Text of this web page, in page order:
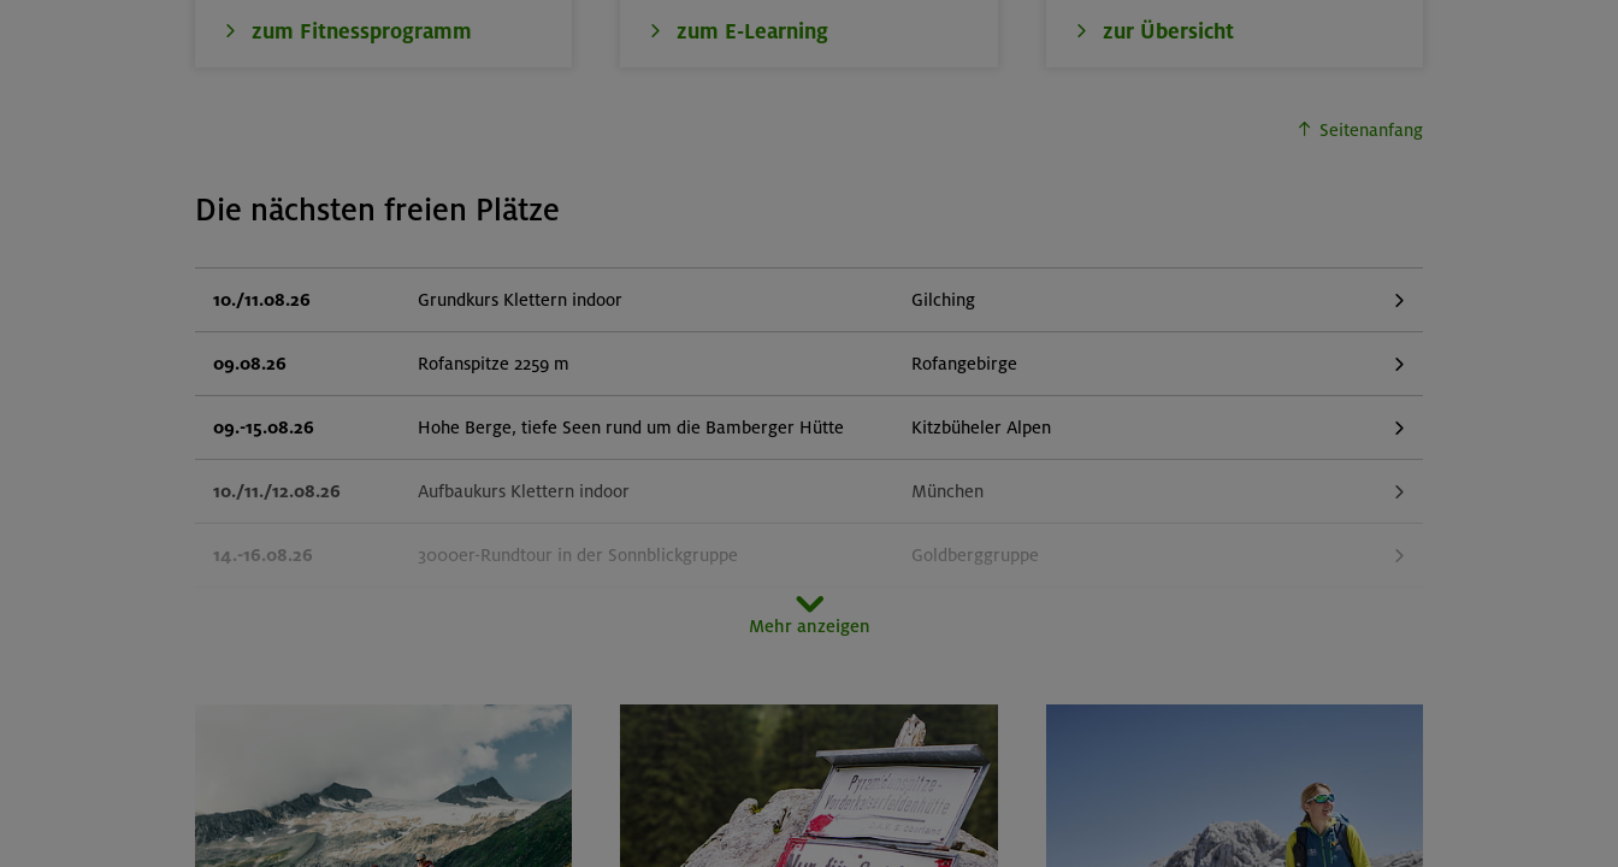
zum Fitnessprogramm zum E-Learning zur Übersicht
Seitenanfang
Die nächsten freien Plätze
10./11.08.26 Grundkurs Klettern indoor Gilching
09.08.26 Rofanspitze 2259 m Rofangebirge
09.-15.08.26 Hohe Berge, tiefe Seen rund um die Bamberger Hütte Kitzbüheler Alpen
10./11./12.08.26 Aufbaukurs Klettern indoor München
14.-16.08.26 3000er-Rundtour in der Sonnblickgruppe Goldberggruppe
Schönbichler Horn 3133 m (Überschreitung)
Hohes Licht 2651 m, Rappenseekopf 2468 m Allgäuer Alpen
15.-20.08.26
Klettersteige im Herzen von Montafon und Rätikon
(inkl. Ü)
Rätikon
Mehr anzeigen